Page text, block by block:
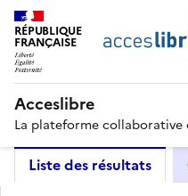
RÉPUBLIQUE
FRANÇAISE
Acceslibre
La plateforme collaborative
Liste des résultats